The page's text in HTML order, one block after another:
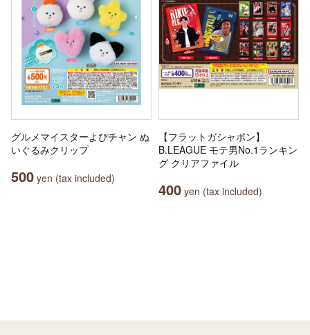
グルメマイスターよぴチャン ぬ
いぐるみクリップ
500 yen (tax included)
【フラットガシャポン】
B.LEAGUE モテ男No.1ランキン
グ クリアファイル
400 yen (tax included)